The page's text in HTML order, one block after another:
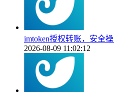
imtoken授权转账，安全
2026-08-09 11:02:12